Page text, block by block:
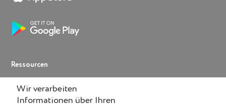
Ressourcen
Knowledge Base
Wir verarbeiten
Informationen über Ihren